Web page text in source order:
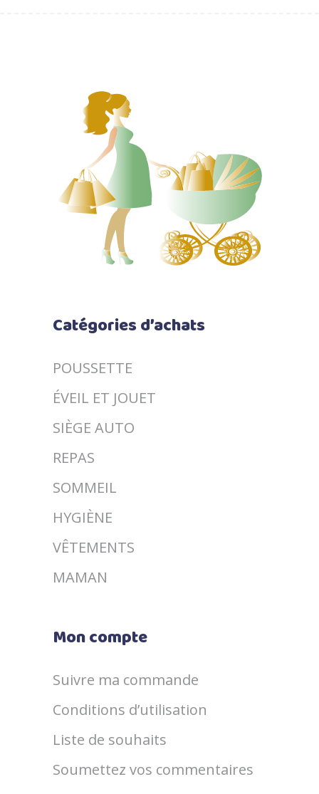
Catégories d’achats
POUSSETTE
ÉVEIL ET JOUET
SIÈGE AUTO
REPAS
SOMMEIL
HYGIÈNE
VÊTEMENTS
MAMAN
Mon compte
Suivre ma commande
Conditions d’utilisation
Liste de souhaits
Soumettez vos commentaires